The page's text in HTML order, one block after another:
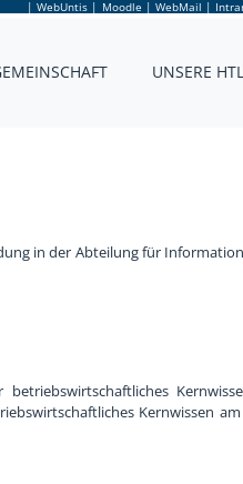
| WebUntis | Moodle | WebMail |
UNSERE HTL
in der Abteilung für
Kernwissen